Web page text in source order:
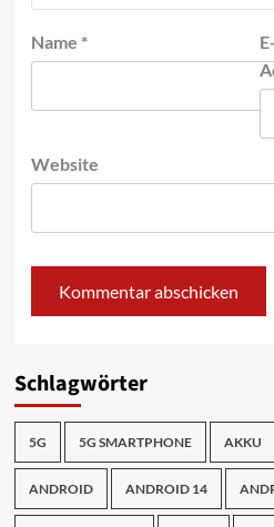
Name *
Website
Schlagwörter
5G 5G SMARTPHONE AKKU
ANDROID ANDROID 14